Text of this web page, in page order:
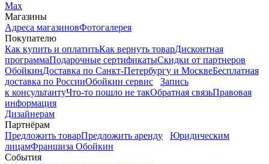
Max
Магазины
Адреса магазиновФотогалерея
Покупателю
Как купить и оплатитьКак вернуть товарДисконтная
программаПодарочные сертификатыСкидки от партнеров
ОбойкинДоставка по Санкт-Петербургу и МосквеБесплатная
доставка по РоссииОбойкин сервис
Запись
к консультантуЧто-то пошло не такОбратная связьПравовая
информация
Дизайнерам
Партнёрам
Предложить товарПредложить аренду
Юридическим
лицамФраншиза Обойкин
События